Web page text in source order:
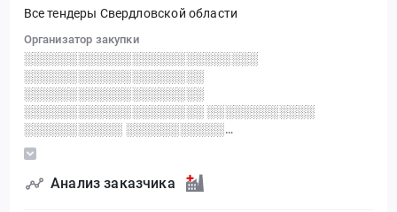
Все тендеры Свердловской области
Организатор закупки
░░░░░░░░░░░░░░░░░░░░░░░░░░
░░░░░░░░░░░░░░░░░░░░
░░░░░░░░░░░░░░░░░░░░
░░░░░░░░░░░░░░░░░░░░ ░░░░░░░░░░░░
░░░░░░░░░░░ ░░░░░░░░░░░
░░░░░░░░░░░░░░░░░░░░░░░░ ░░░░░░░░░░░░░░
░░░░░░░░░░░ ░░░░░░░░░░░░
░░░░░░░░░░░░░░░░░░░░ ░░░░░░░░░░░░░░ ░░
Анализ заказчика